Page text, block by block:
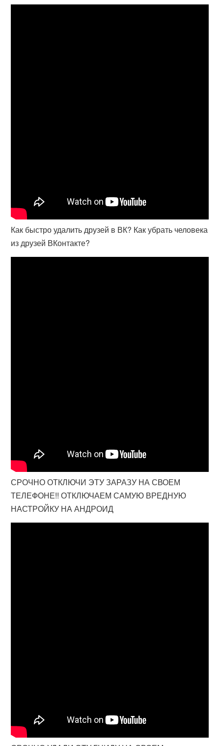
Как быстро удалить друзей в ВК? Как убрать человека
из друзей ВКонтакте?
СРОЧНО ОТКЛЮЧИ ЭТУ ЗАРАЗУ НА СВОЕМ
ТЕЛЕФОНЕ!! ОТКЛЮЧАЕМ САМУЮ ВРЕДНУЮ
НАСТРОЙКУ НА АНДРОИД